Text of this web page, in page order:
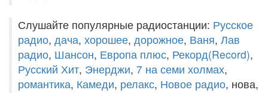
Слушайте популярные радиостанции: Русское
радио, дача, хорошее, дорожное, Ваня, Лав
радио, Шансон, Европа плюс, Рекорд(Record),
Русский Хит, Энерджи, 7 на семи холмах,
романтика, Камеди, релакс, Новое радио, нова,